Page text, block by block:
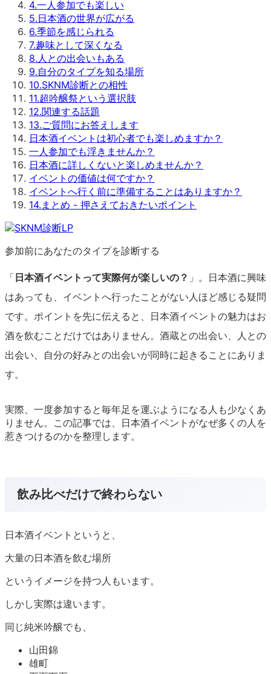
4.一人参加でも楽しい
5.日本酒の世界が広がる
6.季節を感じられる
7.趣味として深くなる
8. 人との出会いもある
9.自分のタイプを知る場所
10.SKNM診断との相性
11.超吟醸祭という選択肢
12.関連する話題
13.ご質問にお答えします
日本酒イベントは初心者でも楽しめますか？
一人参加でも浮きませんか？
日本酒に詳しくないと楽しめませんか？
イベントの価値は何ですか？
イベントへ行く前に準備することはありますか？
14. まとめ - 押さえておきたいポイント
参加前にあなたのタイプを診断する
「日本酒イベントって実際何が楽しいの？ 」。日本酒に興味
はあっても、イベントへ行ったことがない人ほど感じる疑問
です。ポイントを先に伝えると、日本酒イベントの魅力はお
酒を飲むことだけではありません。酒蔵との出会い、人との
出会い、自分の好みとの出会いが同時に起きることにありま
す。
実際、一度参加すると毎年足を運ぶようになる人も少なくあ
りません。この記事では、日本酒イベントがなぜ多くの人を
惹きつけるのかを整理します。
飲み比べだけで終わらない
日本酒イベントというと、
大量の日本酒を飲む場所
というイメージを持つ人もいます。
しかし実際は違います。
同じ純米吟醸でも、
山田錦
雄町